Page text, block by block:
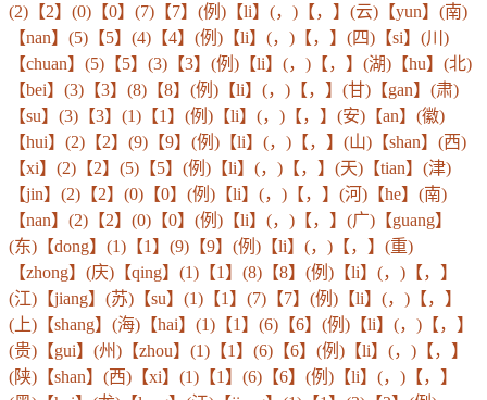
(2)【2】(0)【0】(7)【7】(例)【li】(，)【，】(云)【yun】(南)
【nan】(5)【5】(4)【4】(例)【li】(，)【，】(四)【si】(川)
【chuan】(5)【5】(3)【3】(例)【li】(，)【，】(湖)【hu】(北)
【bei】(3)【3】(8)【8】(例)【li】(，)【，】(甘)【gan】(肃)
【su】(3)【3】(1)【1】(例)【li】(，)【，】(安)【an】(徽)
【hui】(2)【2】(9)【9】(例)【li】(，)【，】(山)【shan】(西)
【xi】(2)【2】(5)【5】(例)【li】(，)【，】(天)【tian】(津)
【jin】(2)【2】(0)【0】(例)【li】(，)【，】(河)【he】(南)
【nan】(2)【2】(0)【0】(例)【li】(，)【，】(广)【guang】
(东)【dong】(1)【1】(9)【9】(例)【li】(，)【，】(重)
【zhong】(庆)【qing】(1)【1】(8)【8】(例)【li】(，)【，】
(江)【jiang】(苏)【su】(1)【1】(7)【7】(例)【li】(，)【，】
(上)【shang】(海)【hai】(1)【1】(6)【6】(例)【li】(，)【，】
(贵)【gui】(州)【zhou】(1)【1】(6)【6】(例)【li】(，)【，】
(陕)【shan】(西)【xi】(1)【1】(6)【6】(例)【li】(，)【，】